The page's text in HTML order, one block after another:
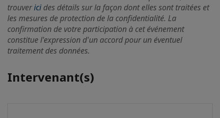
trouvericides détails sur la façon dont elles sont traitées et
les mesures de protection de la confidentialité. La
confirmation de votre participation à cet événement
constitue l'expression d'un accord pour un éventuel
traitement des données.
Intervenant(s)